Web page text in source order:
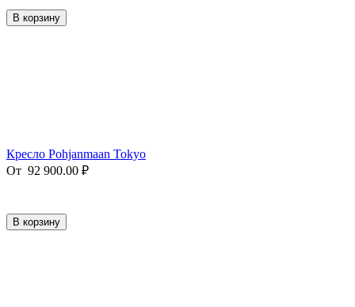
В корзину
Кресло Pohjanmaan Tokyo
От 92 900.00 ₽
В корзину